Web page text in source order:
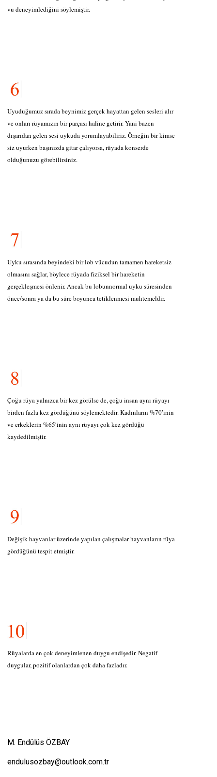
vu deneyimlediğini söylemiştir.
Uyuduğumuz sırada beynimiz gerçek hayattan gelen sesleri alır
ve onları rüyamızın bir parçası haline getirir. Yani bazen
dışarıdan gelen sesi uykuda yorumlayabiliriz. Örneğin bir kimse
siz uyurken başınızda gitar çalıyorsa, rüyada konserde
olduğunuzu görebilirsiniz.
Uyku sırasında beyindeki bir lob vücudun tamamen hareketsiz
olmasını sağlar, böylece rüyada fiziksel bir hareketin
gerçekleşmesi önlenir. Ancak bu lobunnormal uyku süresinden
önce/sonra ya da bu süre boyunca tetiklenmesi muhtemeldir.
Çoğu rüya yalnızca bir kez görülse de, çoğu insan aynı rüyayı
birden fazla kez gördüğünü söylemektedir. Kadınların %70′inin
ve erkeklerin %65′inin aynı rüyayı çok kez gördüğü
kaydedilmiştir.
Değişik hayvanlar üzerinde yapılan çalışmalar hayvanların rüya
gördüğünü tespit etmiştir.
Rüyalarda en çok deneyimlenen duygu endişedir. Negatif
duygular, pozitif olanlardan çok daha fazladır.
M. Endülüs ÖZBAY
endulusozbay@outlook.com.tr